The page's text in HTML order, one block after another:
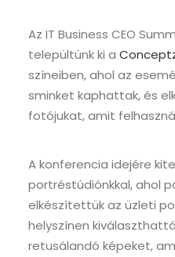
Az IT Business CEO
települtünk ki a
színeiben, ahol az
sminket kaphattak, és
fotójukat, amit
A konferencia idejére
portréstúdiónkkal, ahol
elkészítettük az üzleti
helyszínen
retusálandó képeket,